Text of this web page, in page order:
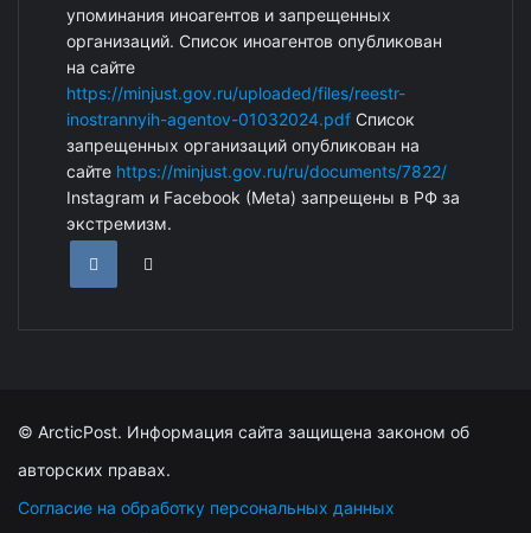
упоминания иноагентов и запрещенных
организаций. Список иноагентов опубликован
на сайте
https://minjust.gov.ru/uploaded/files/reestr-
inostrannyih-agentov-01032024.pdf Список
запрещенных организаций опубликован на
сайте https://minjust.gov.ru/ru/documents/7822/
Instagram и Facebook (Metа) запрещены в РФ за
экстремизм.
© ArcticPost. Информация сайта защищена законом об
авторских правах.
Согласие на обработку персональных данных